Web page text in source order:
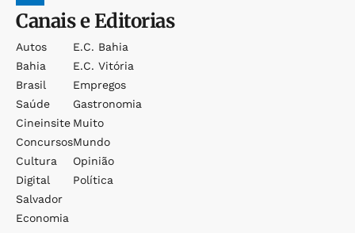
Canais e Editorias
Autos
Bahia
Brasil
Saúde
Cineinsite
Concursos
Cultura
Digital
Salvador
Economia
E.c. Bahia
E.c. Vitória
Empregos
Gastronomia
Muito
Mundo
Opinião
Política